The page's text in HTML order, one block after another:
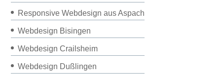
Responsive Webdesign aus Aspach
Webdesign Bisingen
Webdesign Crailsheim
Webdesign Dußlingen